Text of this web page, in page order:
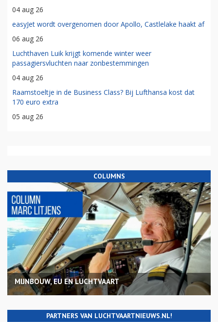
04 aug 26
easyJet wordt overgenomen door Apollo, Castlelake haakt af
06 aug 26
Luchthaven Luik krijgt komende winter weer
passagiersvluchten naar zonbestemmingen
04 aug 26
Raamstoeltje in de Business Class? Bij Lufthansa kost dat
170 euro extra
05 aug 26
COLUMNS
MIJNBOUW, EU EN LUCHTVAART
PARTNERS VAN LUCHTVAARTNIEUWS.NL!